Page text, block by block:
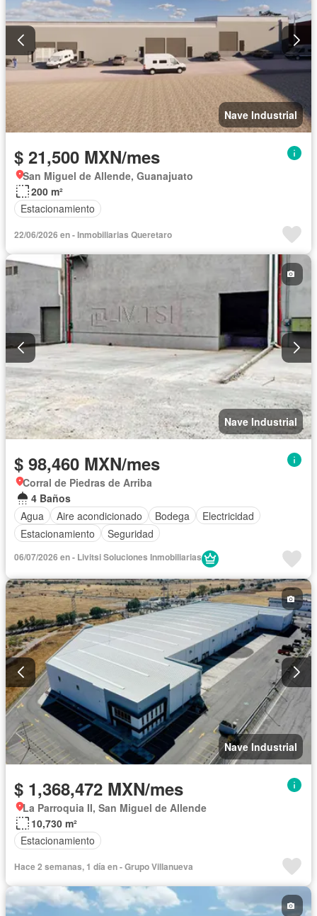
Nave Industrial
$ 21,500 MXN/mes
San Miguel de Allende, Guanajuato
200 m²
Estacionamiento
22/06/2026 en - Inmobiliarias Queretaro
Nave Industrial
$ 98,460 MXN/mes
Corral de Piedras de Arriba
4 Baños
Agua
Aire acondicionado Bodega
Electricidad
Estacionamiento
Seguridad
06/07/2026 en - Livitsi Soluciones Inmobiliarias
Nave Industrial
$ 1,368,472 MXN/mes
La Parroquia II, San Miguel de Allende
10,730 m²
Estacionamiento
Hace 2 semanas, 1 día en - Grupo Villanueva